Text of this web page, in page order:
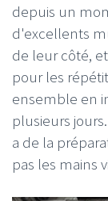
depuis un
d'excellents
de leur côté,
pour les
ensemble en
plusieurs
a de la
pas les mains